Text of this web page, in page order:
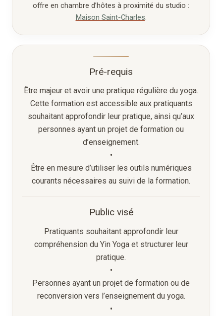
offre en chambre d’hôtes à proximité du studio :
Maison Saint-Charles.
Pré-requis
Être majeur et avoir une pratique régulière du yoga.
Cette formation est accessible aux pratiquants
souhaitant approfondir leur pratique, ainsi qu’aux
personnes ayant un projet de formation ou
d’enseignement.
•
Être en mesure d’utiliser les outils numériques
courants nécessaires au suivi de la formation.
Public visé
Pratiquants souhaitant approfondir leur
compréhension du Yin Yoga et structurer leur
pratique.
•
Personnes ayant un projet de formation ou de
reconversion vers l’enseignement du yoga.
•